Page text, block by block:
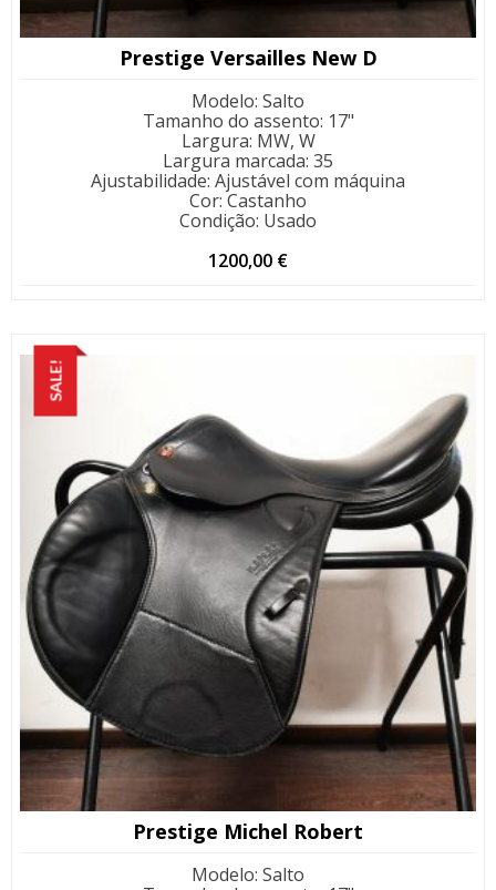
Prestige Versailles New D
Modelo: Salto
Tamanho do assento: 17"
Largura: MW, W
Largura marcada: 35
Ajustabilidade: Ajustável com máquina
Cor: Castanho
Condição: Usado
1200,00 €
SALE!
Prestige Michel Robert
Modelo: Salto